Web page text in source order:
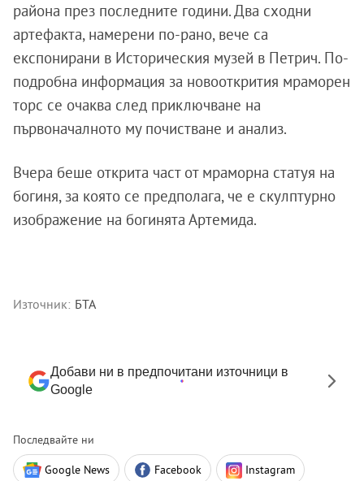
района през последните години. Два сходни
артефакта, намерени по-рано, вече са
експонирани в Историческия музей в Петрич. По-
подробна информация за новооткрития мраморен
торс се очаква след приключване на
първоначалното му почистване и анализ.
Вчера беше открита част от мраморна статуя на
богиня, за която се предполага, че е скулптурно
изображение на богинята Артемида.
Източник: БТА
Добави ни в предпочитани източници в
Google
Последвайте ни
Google News Facebook Instagram